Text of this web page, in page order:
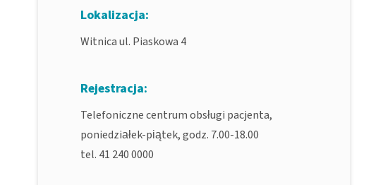
Lokalizacja:
Witnica ul. Piaskowa 4
Rejestracja:
Telefoniczne centrum obsługi pacjenta,
poniedziałek-piątek, godz. 7.00-18.00
tel. 41 240 0000